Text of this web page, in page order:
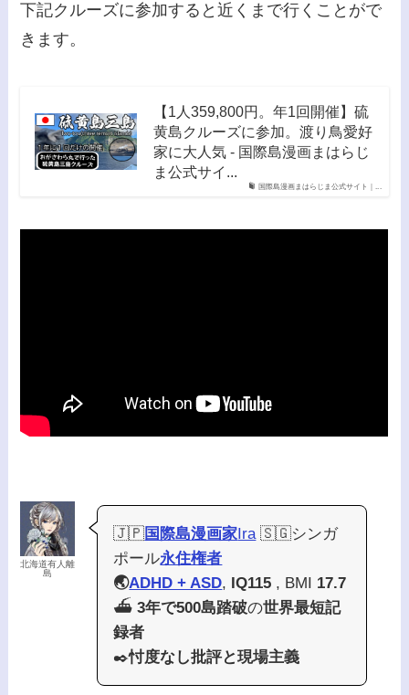
下記クルーズに参加すると近くまで行くことがで
きます。
国際島漫画まはらじま公式サイト｜...
【1人359,800円。年1回開催】硫
黄島クルーズに参加。渡り鳥愛好
家に大人気 - 国際島漫画まはらじ
ま公式サイ...
北海道有人離
島
🇯🇵国際島漫画家 Ira🇸🇬シンガ
ポール永住権者
🌏ADHD + ASD, IQ115 , BMI 17.7
⛴️3年で500島踏破の世界最短記
録者
✒️忖度なし批評と現場主義